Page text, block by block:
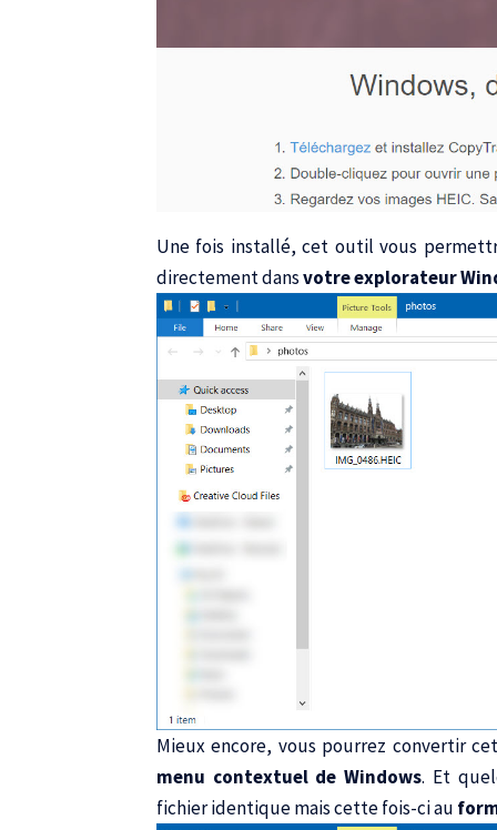
Une fois installé, cet outil vous
directement dansvotre explorateur
Mieux encore, vous pourrez convertir
menu contextuel de Windows. Et
fichier identique mais cette fois-ci au